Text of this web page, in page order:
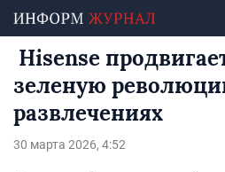
Hisense
зеленую
развлечениях
30 марта 2026, 4:52